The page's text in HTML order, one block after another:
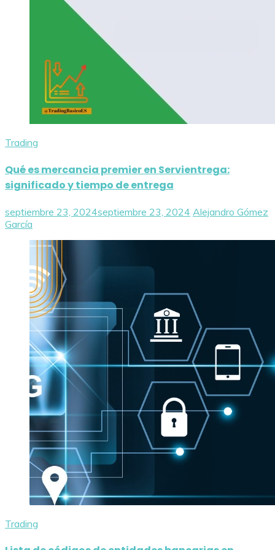
Trading
Qué es mercancia premier en Servientrega:
significado y tiempo de entrega
septiembre 23, 2024septiembre 23, 2024 Alejandro Gómez
García
Trading